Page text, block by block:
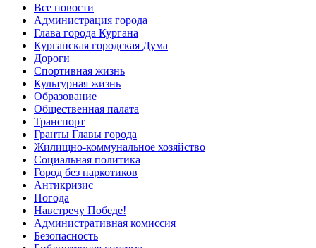
Все новости
Администрация города
Глава города Кургана
Курганская городская Дума
Дороги
Спортивная жизнь
Культурная жизнь
Образование
Общественная палата
Транспорт
Гранты Главы города
Жилищно-коммунальное хозяйство
Социальная политика
Город без наркотиков
Антикризис
Погода
Навстречу Победе!
Административная комиссия
Безопасность